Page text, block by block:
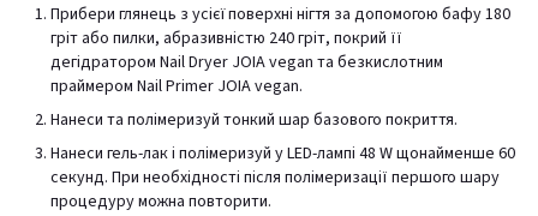
Прибери глянець з усієї поверхні нігтя за допомогою бафу 180
гріт або пилки, абразивністю 240 гріт, покрий її
дегідратором Nail Dryer JOIA vegan та безкислотним
праймером Nail Primer JOIA vegan.
Нанеси та полімеризуй тонкий шар базового покриття.
Нанеси гель-лак і полімеризуй у LED-лампі 48 W щонайменше 60
секунд. При необхідності після полімеризації першого шару
процедуру можна повторити.